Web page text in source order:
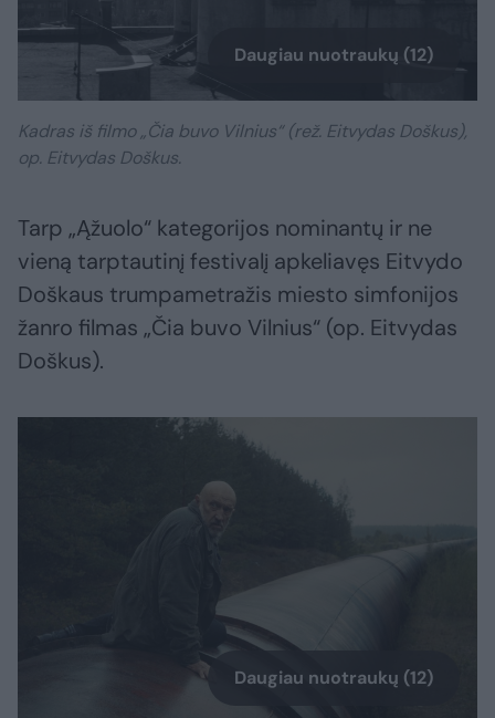
Daugiau nuotraukų (12)
Kadras iš filmo „Čia buvo Vilnius“ (rež. Eitvydas Doškus),
op. Eitvydas Doškus.
Tarp „Ąžuolo“ kategorijos nominantų ir ne
vieną tarptautinį festivalį apkeliavęs Eitvydo
Doškaus trumpametražis miesto simfonijos
žanro filmas „Čia buvo Vilnius“ (op. Eitvydas
Doškus).
Daugiau nuotraukų (12)